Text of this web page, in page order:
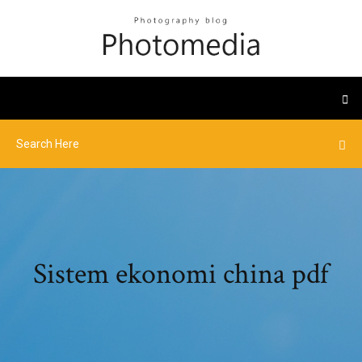
Sistem ekonomi china pdf